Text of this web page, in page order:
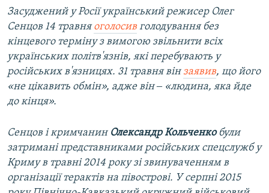
Засуджений у Росії український режисер Олег
Сенцов 14 травняоголосив голодування без
кінцевого терміну з вимогою звільнити всіх
українських політв'язнів, які перебувають у
російських в'язницях. 31 травня вінзаявив, що його
«не цікавить обмін», адже він ‒ «людина, яка йде
до кінця».
Сенцов і кримчанин Олександр Кольченко були
затримані представниками російських спецслужб у
Криму в травні 2014 року зі звинуваченням в
організації терактів на півострові. У серпні 2015